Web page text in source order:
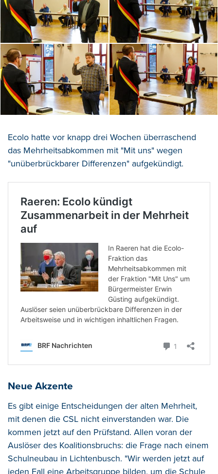
Ecolo hatte vor knapp drei Wochen überraschend
das Mehrheitsabkommen mit "Mit uns" wegen
"unüberbrückbarer Differenzen" aufgekündigt.
Neue Akzente
Es gibt einige Entscheidungen der alten Mehrheit,
mit denen die CSL nicht einverstanden war. Die
kommen jetzt auf den Prüfstand. Allen voran der
Auslöser des Koalitionsbruchs: die Frage nach einem
Schulneubau in Lichtenbusch. "Wir werden jetzt auf
jeden Fall eine Arbeitsgruppe bilden, um die Schule